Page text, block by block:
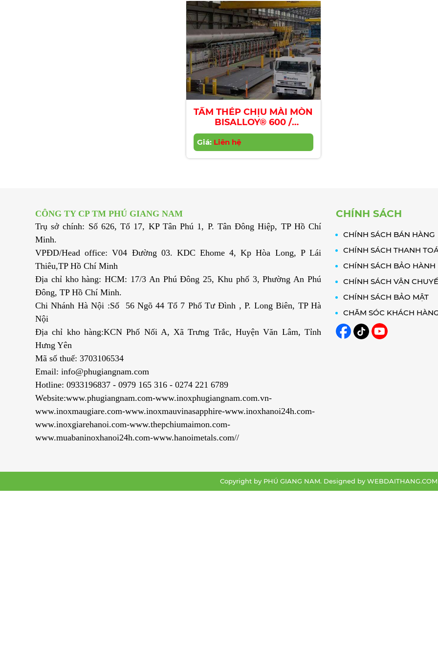
TẤM THÉP CHỊU MÀI MÒN
BISALLOY® 600 /
BISPLATE® 600
Giá: Liên hệ
CÔNG TY CP TM PHÚ GIANG NAM
Trụ sở chính: Số 626, Tổ 17, KP Tân Phú 1, P. Tân Đông Hiệp, TP Hồ Chí
Minh.
VPĐD/Head office: V04 Đường 03. KDC Ehome 4, Kp Hòa Long, P Lái
Thiêu,TP Hồ Chí Minh
Địa chỉ kho hàng: HCM: 17/3 An Phú Đông 25, Khu phố 3, Phường An Phú
Đông, TP Hồ Chí Minh.
Chi Nhánh Hà Nội :Số 56 Ngõ 44 Tổ 7 Phố Tư Đình , P. Long Biên, TP Hà
Nội
Địa chỉ kho hàng:KCN Phố Nối A, Xã Trưng Trắc, Huyện Văn Lâm, Tỉnh
Hưng Yên
Mã số thuế: 3703106534
Email: info@phugiangnam.com
Hotline: 0933196837 - 0979 165 316 - 0274 221 6789
Website:www.phugiangnam.com-www.inoxphugiangnam.com.vn-
www.inoxmaugiare.com-www.inoxmauvinasapphire-www.inoxhanoi24h.com-
www.inoxgiarehanoi.com-www.thepchiumaimon.com-
www.muabaninoxhanoi24h.com-www.hanoimetals.com//
CHÍNH SÁCH
CHÍNH SÁCH BÁN HÀNG
CHÍNH SÁCH THANH
CHÍNH SÁCH BẢO HÀNH
CHÍNH SÁCH VẬN
CHÍNH SÁCH BẢO MẬT
CHĂM SÓC KHÁCH
Copyright by PHÚ GIANG NAM. Designed by WEBDAITHANG.COM